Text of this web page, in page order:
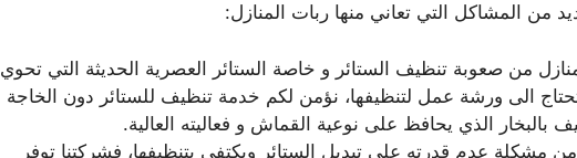
من المشاكل التي تعاني منها ربات المنازل:
من صعوبة تنظيف الستائر و خاصة الستائر العصرية الحديثة التي تحوي
الى ورشة عمل لتنظيفها، نؤمن لكم خدمة تنظيف للستائر دون الخاجة
بالبخار الذي يحافظ على نوعية القماش و فعاليته العالية.
مشكلة عدم قدرته على تبديل الستائر ويكتفي بتنظيفها، فشركتنا توفر